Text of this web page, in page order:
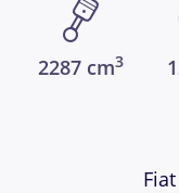
2287 cm3
Fiat